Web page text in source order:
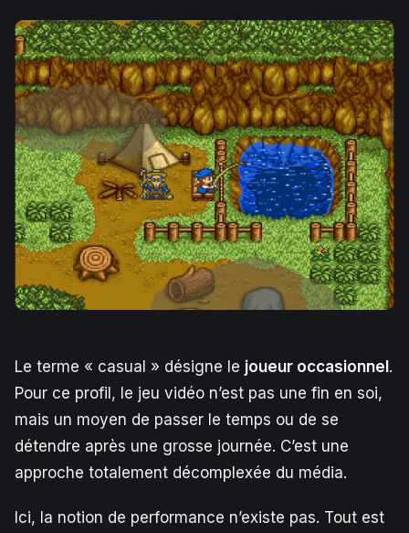
Le terme « casual » désigne le joueur occasionnel .
Pour ce profil, le jeu vidéo n’est pas une fin en soi,
mais un moyen de passer le temps ou de se
détendre après une grosse journée. C’est une
approche totalement décomplexée du média.
Ici, la notion de performance n’existe pas. Tout est